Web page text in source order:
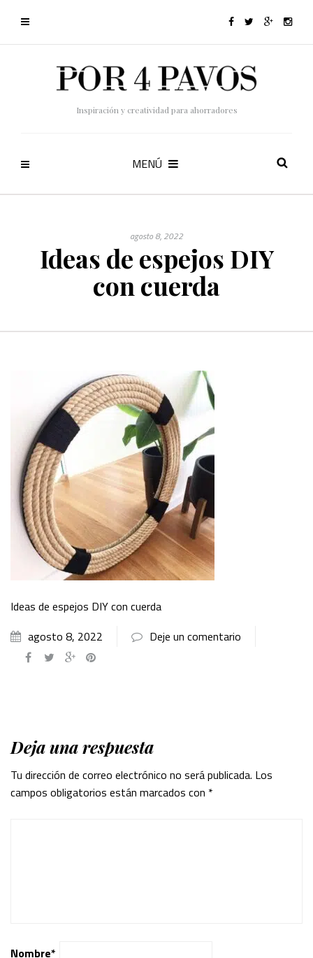
Inspiración y creatividad para ahorradores
MENÚ
agosto 8, 2022
Ideas de espejos DIY
con cuerda
Ideas de espejos DIY con cuerda
agosto 8, 2022
Deje un comentario
Deja una respuesta
Tu dirección de correo electrónico no será publicada. Los
campos obligatorios están marcados con *
Nombre*